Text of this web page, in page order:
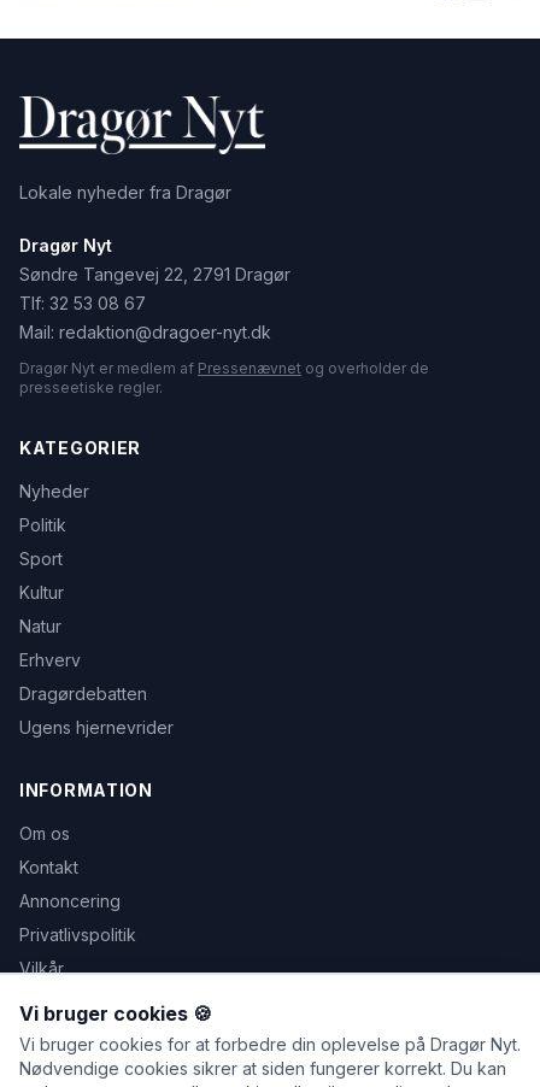
Lokale nyheder fra Dragør
Dragør Nyt
Søndre Tangevej 22, 2791 Dragør
Tlf: 32 53 08 67
Mail: redaktion@dragoer-nyt.dk
Dragør Nyt er medlem af Pressenævnet og overholder de
presseetiske regler.
KATEGORIER
Nyheder
Politik
Sport
Kultur
Natur
Erhverv
Dragørdebatten
Ugens hjernevrider
INFORMATION
Om os
Kontakt
Annoncering
Privatlivspolitik
Vilkår
Avis udeblevet
Vi bruger cookies 🍪
Vi bruger cookies for at forbedre din oplevelse på Dragør Nyt.
Nødvendige cookies sikrer at siden fungerer korrekt. Du kan